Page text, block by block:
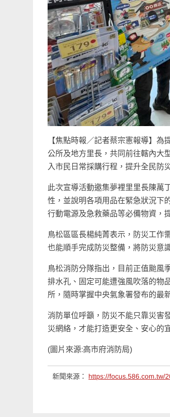
【焦點時報／記者蔡宗憲報導】
公所及地方里長，共同前往轄內大
入市民日常採購行程，提升全民防
此次宣導活動邀集夢裡里里長陳萬
性，並說明各項用品在緊急狀況下
行動電源及急救藥品等必備物資，
鳥松區區長楊純菁表示，防災工作
也能順手完成防災整備，將防災意
鳥松消防分隊指出，目前正值颱風
排水孔、固定可能遭強風吹落的物
所，隨時掌握中央氣象署發布的最
消防單位呼籲，防災不能只靠災害
災網絡，才能打造更安全、安心的
(圖片來源:高市府消防局)
新聞來源： https://focus.586.com.tw/